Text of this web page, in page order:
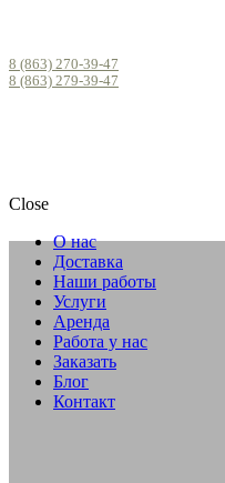
8 (863) 270-39-47
8 (863) 279-39-47
Close
О нас
Доставка
Наши работы
Услуги
Аренда
Работа у нас
Заказать
Блог
Контакт